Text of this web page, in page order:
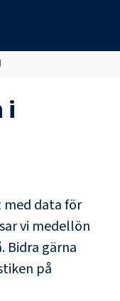
i
data för
vi medellön
Bidra gärna
på